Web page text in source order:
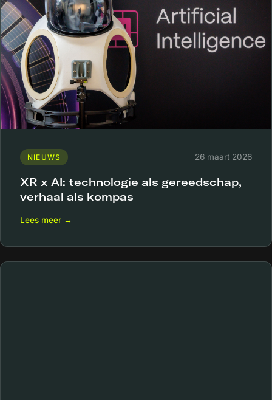
NIEUWS 26 maart 2026
XR x AI: technologie als gereedschap,
verhaal als kompas
Lees meer →